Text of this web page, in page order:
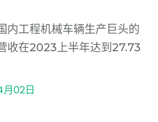
内工程机械车辆生产巨头的
收在2023上半年达到27.73
02日